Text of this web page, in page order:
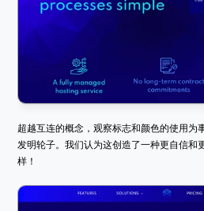
超越互连的概念，观察标志和颜色的使用为
发明轮子。我们认为这创造了一种更自信和
样！